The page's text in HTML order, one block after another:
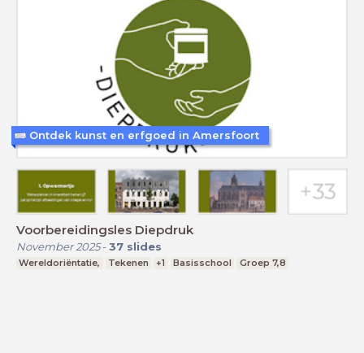
Voorbereidingsles Diepdruk
November 2025- 37 slides
Wereldoriëntatie, Tekenen +1 Basisschool Groep 7,8
Ontdek kunst en erfgoed in Amersfoort